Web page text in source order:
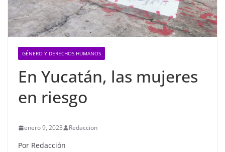
GÉNERO Y DERECHOS HUMANOS
En Yucatán, las mujeres
en riesgo
enero 9, 2023 Redaccion
Por Redacción